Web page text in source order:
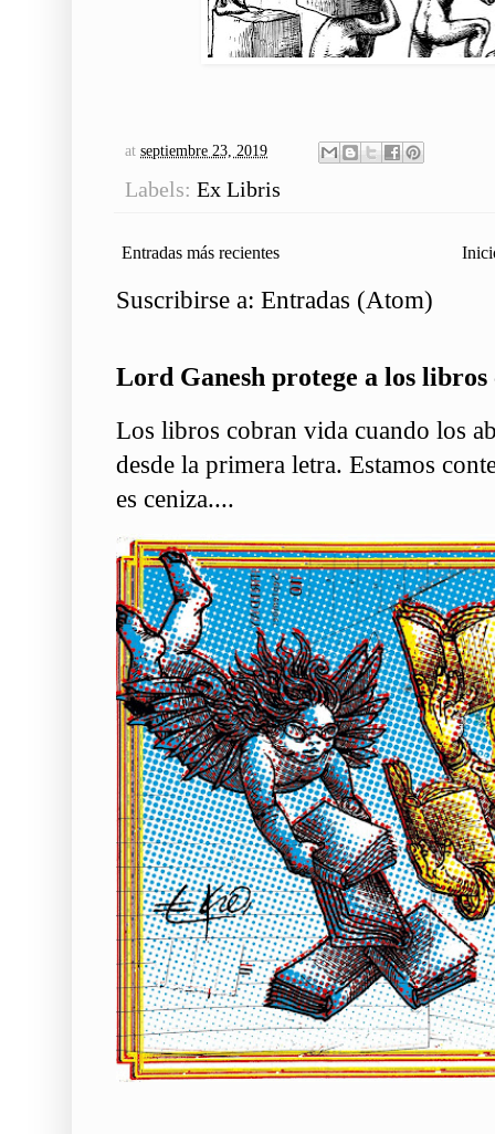
at septiembre 23, 2019
Labels: Ex Libris
Entradas más recientes
Suscribirse a: Entradas (Atom)
Lord Ganesh protege a los libros
Los libros cobran vida cuando los
desde la primera letra. Estamos
es ceniza....